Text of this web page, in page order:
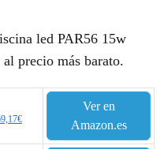
led PAR56 15w
precio más barato.
Ver en
Amazon.es